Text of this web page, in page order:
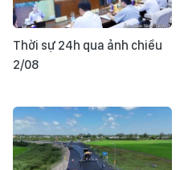
Thời sự 24h qua ảnh chiều
2/08